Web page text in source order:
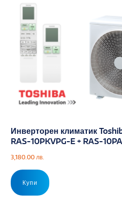
Инверторен климатик
RAS-10PKVPG-E + RAS-
3,180.00 лв.
Купи